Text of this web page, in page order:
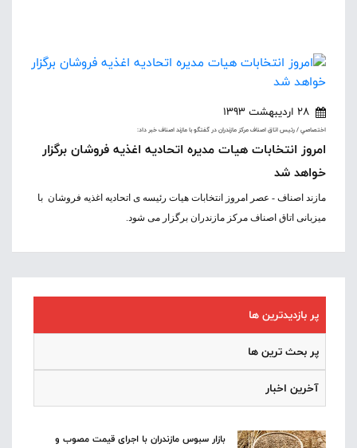
28 اردیبهشت 1393
اختصاصي / رئيس اتاق اصناف مرکز مازندران در گفتگو با مازند اصناف خبر داد:
امروز انتخابات هیات مدیره اتحادیه اغذیه فروشان برگزار
خواهد شد
مازند اصناف - عصر امروز انتخابات هیات رئیسه ی اتحادیه اغذیه فروشان با
میزبانی اتاق اصناف مرکز مازندران برگزار می شود.
پر بازدیدترین ها
پر بحث ترین ها
آخرین اخبار
بازار سبوس مازندران با اجرای قیمت مصوب و